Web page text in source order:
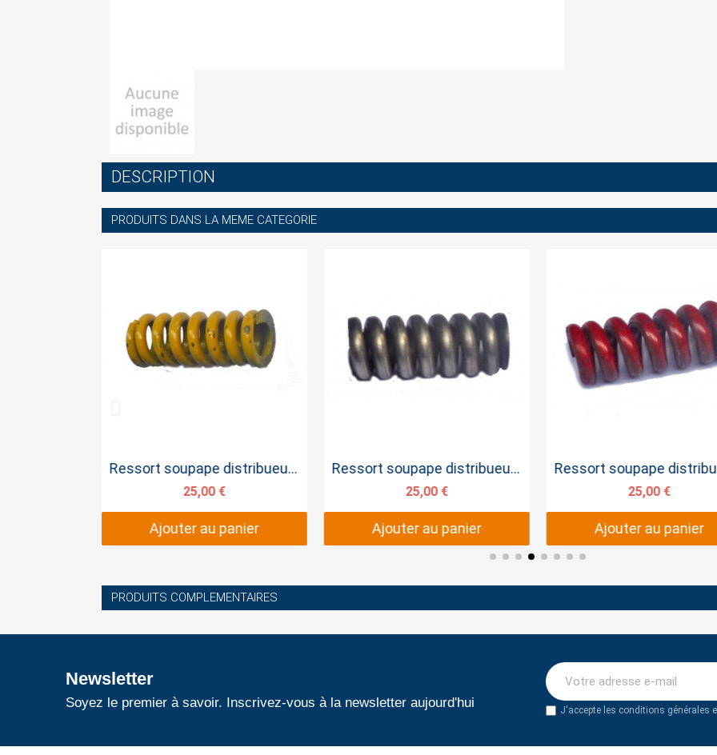
DESCRIPTION
PRODUITS DANS LA MEME CATEGORIE
Aperçu rapide Ressort soupape distribueur 80 Bar
25,00 €
Ajouter au panier
Aperçu rapide Ressort soupape distribueur 60-200 Bar
25,00 €
Ajouter au panier
Aperçu rapide
25,00 €
Ajouter au panier
PRODUITS COMPLEMENTAIRES
Newsletter
Soyez le premier à savoir. Inscrivez-vous à la newsletter aujourd'hui
J'accepte les conditions générales